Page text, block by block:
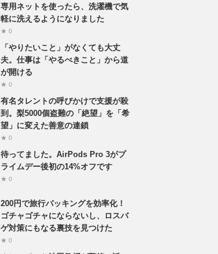
専用ネットを使ったら、洗濯機で気
軽に洗えるようになりました
★ 0
「やりたいこと」がなくても大丈
夫。仕事は「やるべきこと」から道
が開ける
★ 0
有名タレントの呼びかけで支援が殺
到。梨5000個盗難の「絶望」を「希
望」に変えた善意の連鎖
★ 0
待ってました。AirPods Pro 3がプ
ライムデー後初の14%オフです
★ 0
200円で旅行パッキングを効率化！
ゴチャゴチャにならないし、ロスバ
ゲ対策にもなる裏技を見つけた
★ 0